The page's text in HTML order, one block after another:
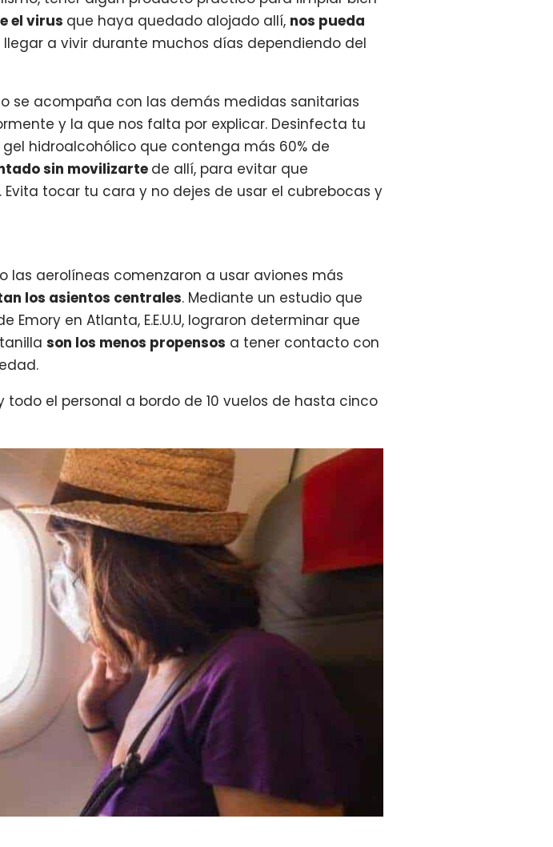
el virus que haya quedado alojado allí, nos pueda
a vivir durante muchos días dependiendo del
se acompaña con las demás medidas sanitarias
y la que nos falta por explicar. Desinfecta tu
hidroalcohólico que contenga más 60% de
sin movilizarte de allí, para evitar que
tocar tu cara y no dejes de usar el cubrebocas y
las aerolíneas comenzaron a usar aviones más
los asientos centrales. Mediante un estudio que
en Atlanta, E.E.U.U, lograron determinar que
son los menos propensos a tener contacto con
el personal a bordo de 10 vuelos de hasta cinco